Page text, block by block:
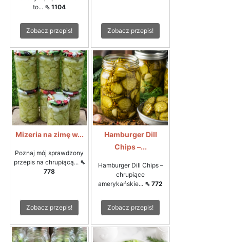
to... ⇖ 1104
Zobacz przepis! Zobacz przepis!
Mizeria na zimę w...
Poznaj mój sprawdzony
przepis na chrupiącą... ⇖
778
Zobacz przepis!
Hamburger Dill
Chips –...
Hamburger Dill Chips –
chrupiące
amerykańskie... ⇖ 772
Zobacz przepis!